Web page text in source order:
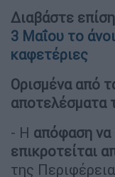
Διαβάστε
3 Μαΐου το
καφετέριες
Ορισμένα από
αποτελέσματα
- Η απόφαση να
επικροτείται
της